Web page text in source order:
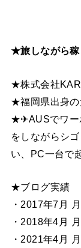
★旅しながら
★株式会社
★福岡県出身の
★✈AUSでワー
をしながらシ
い、PC一台で
★ブログ実績
・2017年7月
・2018年4月
・2021年4月